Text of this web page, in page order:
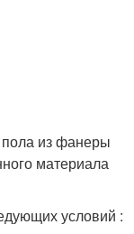
пола из фанеры
материала
условий :